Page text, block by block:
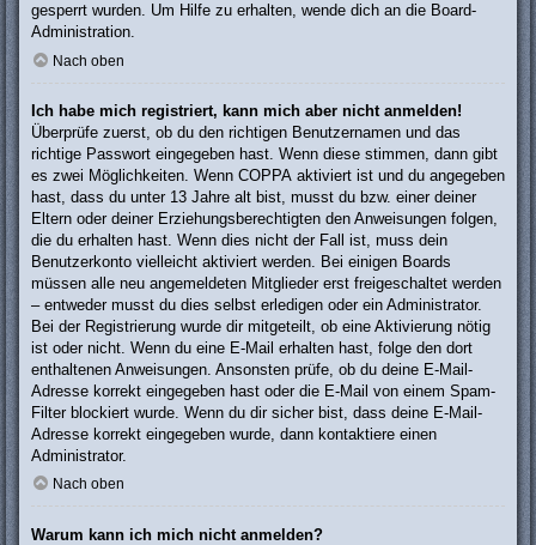
gesperrt wurden. Um Hilfe zu erhalten, wende dich an die Board-
Administration.
Nach oben
Ich habe mich registriert, kann mich aber nicht anmelden!
Überprüfe zuerst, ob du den richtigen Benutzernamen und das
richtige Passwort eingegeben hast. Wenn diese stimmen, dann gibt
es zwei Möglichkeiten. Wenn COPPA aktiviert ist und du angegeben
hast, dass du unter 13 Jahre alt bist, musst du bzw. einer deiner
Eltern oder deiner Erziehungsberechtigten den Anweisungen folgen,
die du erhalten hast. Wenn dies nicht der Fall ist, muss dein
Benutzerkonto vielleicht aktiviert werden. Bei einigen Boards
müssen alle neu angemeldeten Mitglieder erst freigeschaltet werden
– entweder musst du dies selbst erledigen oder ein Administrator.
Bei der Registrierung wurde dir mitgeteilt, ob eine Aktivierung nötig
ist oder nicht. Wenn du eine E-Mail erhalten hast, folge den dort
enthaltenen Anweisungen. Ansonsten prüfe, ob du deine E-Mail-
Adresse korrekt eingegeben hast oder die E-Mail von einem Spam-
Filter blockiert wurde. Wenn du dir sicher bist, dass deine E-Mail-
Adresse korrekt eingegeben wurde, dann kontaktiere einen
Administrator.
Nach oben
Warum kann ich mich nicht anmelden?